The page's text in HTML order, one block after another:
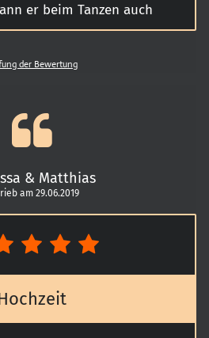
er beim Tanzen auch
beachtet er immer
ausgezeichnet alles
geholfen
bei sonstigen
und Fragen immer
fühlt sich für die Gäste
und hat sogar hin und
er machen müsste. Er
und geht dann drauf
mit super Musik um. Hier
Fall gut aufgehoben.
der Bewertung
& Matthias
am 29.06.2019